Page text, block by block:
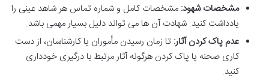
مشخصات شهود: مشخصات کامل و شماره تماس هر شاهد عینی را
یادداشت کنید. شهادت آن ها می تواند دلیل بسیار مهمی باشد.
عدم پاک کردن آثار: تا زمان رسیدن مأموران یا کارشناسان، از دست
کاری صحنه یا پاک کردن هرگونه آثار مرتبط با درگیری خودداری
کنید.